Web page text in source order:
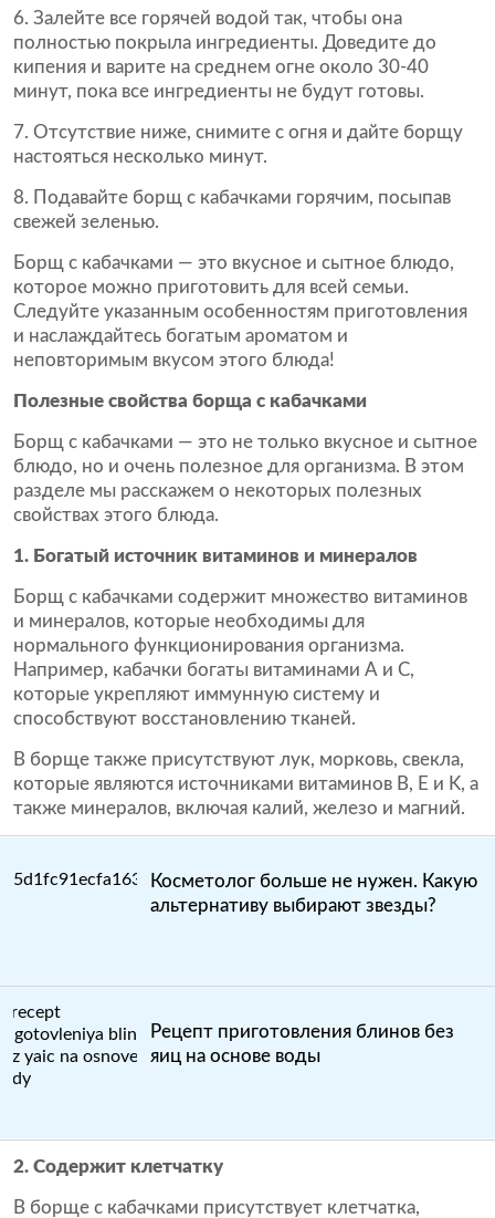
Залейте все горячей водой так, чтобы она
полностью покрыла ингредиенты. Доведите до
кипения и варите на среднем огне около 30-40
минут, пока все ингредиенты не будут готовы.
Отсутствие ниже, снимите с огня и дайте борщу
настояться несколько минут.
Подавайте борщ с кабачками горячим, посыпав
свежей зеленью.
Борщ с кабачками — это вкусное и сытное блюдо,
которое можно приготовить для всей семьи.
Следуйте указанным особенностям приготовления
и наслаждайтесь богатым ароматом и
неповторимым вкусом этого блюда!
Полезные свойства борща с кабачками
Борщ с кабачками — это не только вкусное и сытное
блюдо, но и очень полезное для организма. В этом
разделе мы расскажем о некоторых полезных
свойствах этого блюда.
1. Богатый источник витаминов и минералов
Борщ с кабачками содержит множество витаминов
и минералов, которые необходимы для
нормального функционирования организма.
Например, кабачки богаты витаминами А и С,
которые укрепляют иммунную систему и
способствуют восстановлению тканей.
В борще также присутствуют лук, морковь, свекла,
которые являются источниками витаминов B, E и K, а
также минералов, включая калий, железо и магний.
Косметолог больше не нужен. Какую
альтернативу выбирают звезды?
Рецепт приготовления блинов без
яиц на основе воды
2. Содержит клетчатку
В борще с кабачками присутствует клетчатка,